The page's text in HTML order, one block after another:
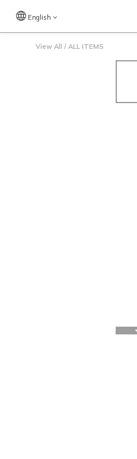
English
View All / ALL ITEMS